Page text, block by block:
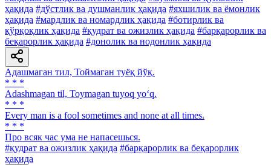
ҳақида #дўстлик ва душманлик ҳақида #яхшилик ва ёмонлик
ҳақида #мардлик ва номардлик ҳақида #ботирлик ва
қўрқоқлик ҳақида #қудрат ва ожизлик ҳақида #барқарорлик ва
беқарорлик ҳақида #донолик ва нодонлик ҳақида
Адашмаган тил, Тоймаган туёқ йўқ.
* * *
Adashmagan til, Toymagan tuyoq yo‘q.
* * *
Every man is a fool sometimes and none at all times.
* * *
Про всяк час ума не напасешься.
#қудрат ва ожизлик ҳақида #барқарорлик ва беқарорлик
ҳақида